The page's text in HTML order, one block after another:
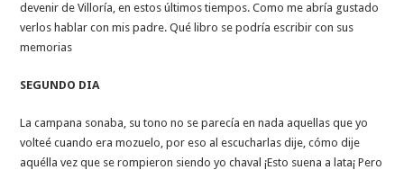
devenir de Villoría, en estos últimos tiempos. Como me abría gustado
verlos hablar con mis padre. Qué libro se podría escribir con sus
memorias
SEGUNDO DIA
La campana sonaba, su tono no se parecía en nada aquellas que yo
volteé cuando era mozuelo, por eso al escucharlas dije, cómo dije
aquélla vez que se rompieron siendo yo chaval ¡Esto suena a lata¡ Pero